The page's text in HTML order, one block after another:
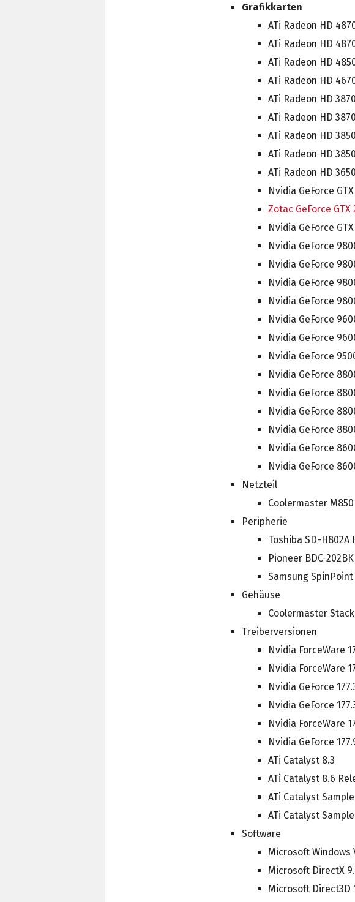
Grafikkarten
ATi Radeon HD
ATi Radeon HD
ATi Radeon HD
ATi Radeon HD
ATi Radeon HD
ATi Radeon HD
ATi Radeon HD
ATi Radeon HD
ATi Radeon HD
Nvidia GeForce
Zotac GeForce
Nvidia GeForce
Nvidia GeForce
Nvidia GeForce
Nvidia GeForce
Nvidia GeForce
Nvidia GeForce
Nvidia GeForce
Nvidia GeForce
Nvidia GeForce
Nvidia GeForce
Nvidia GeForce
Nvidia GeForce
Nvidia GeForce
Nvidia GeForce
Netzteil
Coolermaster
Peripherie
Toshiba SD-
Pioneer BDC-
Samsung SpinPoint
Gehäuse
Coolermaster
Treiberversionen
Nvidia ForceWare
Nvidia ForceWare
Nvidia GeForce
Nvidia GeForce
Nvidia ForceWare
Nvidia GeForce
ATi Catalyst 8.3
ATi Catalyst 8.6
ATi Catalyst
ATi Catalyst
Software
Microsoft Windows
Microsoft DirectX
Microsoft Direct3D